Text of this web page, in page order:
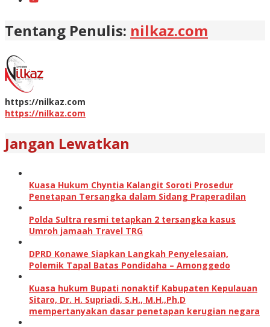
Tentang Penulis: nilkaz.com
https://nilkaz.com
https://nilkaz.com
Jangan Lewatkan
Kuasa Hukum Chyntia Kalangit Soroti Prosedur
Penetapan Tersangka dalam Sidang Praperadilan
Polda Sultra resmi tetapkan 2 tersangka kasus
Umroh jamaah Travel TRG
DPRD Konawe Siapkan Langkah Penyelesaian,
Polemik Tapal Batas Pondidaha – Amonggedo
Kuasa hukum Bupati nonaktif Kabupaten Kepulauan
Sitaro, Dr. H. Supriadi, S.H., M.H.,Ph,D
mempertanyakan dasar penetapan kerugian negara